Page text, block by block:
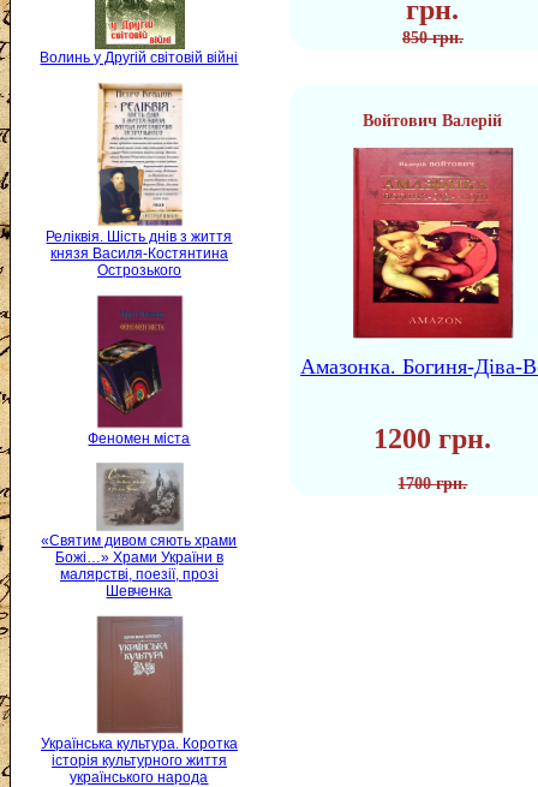
Волинь у Другій світовій війні
Реліквія. Шість днів з життя
князя Василя-Костянтина
Острозького
Феномен міста
«Святим дивом сяють храми
Божі…» Храми України в
малярстві, поезії, прозі
Шевченка
Українська культура. Коротка
історія культурного життя
українського народа
грн.
850 грн.
Войтович Валерій
Амазонка. Богиня-Діва-
1200 грн.
1700 грн.